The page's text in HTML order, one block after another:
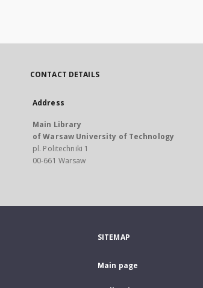
CONTACT DETAILS
Address
Main Library
of Warsaw University of Technology
pl. Politechniki 1
00-661 Warsaw
SITEMAP
Main page